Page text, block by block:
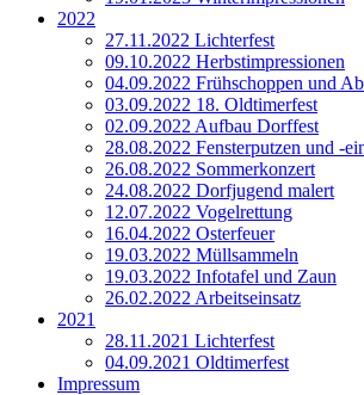
2022
27.11.2022 Lichterfest
09.10.2022 Herbstimpressionen
04.09.2022 Frühschoppen und
03.09.2022 18. Oldtimerfest
02.09.2022 Aufbau Dorffest
28.08.2022 Fensterputzen und
26.08.2022 Sommerkonzert
24.08.2022 Dorfjugend malert
12.07.2022 Vogelrettung
16.04.2022 Osterfeuer
19.03.2022 Müllsammeln
19.03.2022 Infotafel und Zaun
26.02.2022 Arbeitseinsatz
2021
28.11.2021 Lichterfest
04.09.2021 Oldtimerfest
Impressum